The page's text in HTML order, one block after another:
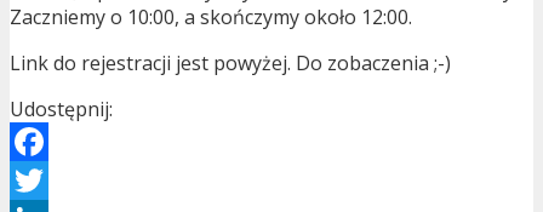
Zaczniemy o 10:00, a skończymy około 12:00.
Link do rejestracji jest powyżej. Do zobaczenia ;-)
Udostępnij:
Facebook